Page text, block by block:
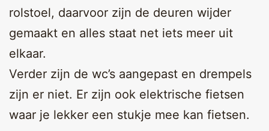
rolstoel, daarvoor zijn de deuren wijder
gemaakt en alles staat net iets meer uit
elkaar.
Verder zijn de wc’s aangepast en drempels
zijn er niet. Er zijn ook elektrische fietsen
waar je lekker een stukje mee kan fietsen.